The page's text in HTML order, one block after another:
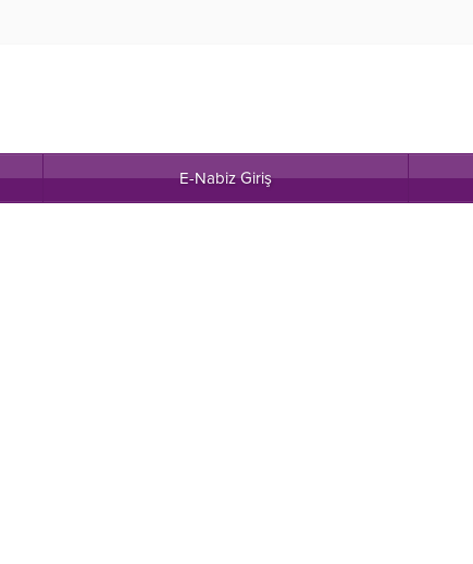
E-Nabiz Giriş